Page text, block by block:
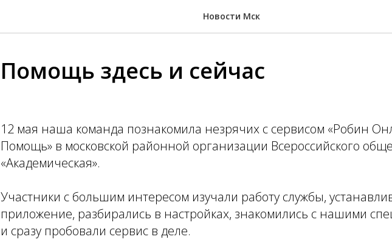
Новости Мск
Помощь здесь и сейчас
12 мая наша команда познакомила незрячих с сервисом «Робин
Помощь» в московской районной организации Всероссийского
«Академическая».
Участники с большим интересом изучали работу службы,
приложение, разбирались в настройках, знакомились с нашими
и сразу пробовали сервис в деле.